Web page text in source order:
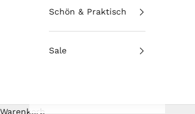
Schön & Praktisch
Sale
Warenkorb